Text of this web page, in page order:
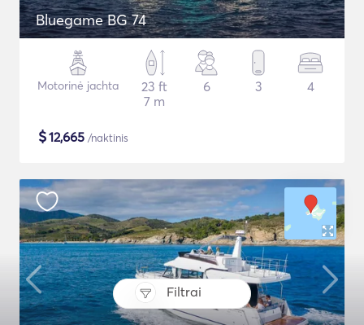
Filtrai
Bluegame BG 74
Motorinė jachta
23 ft
7 m
6 3 4
$12,665 /naktinis